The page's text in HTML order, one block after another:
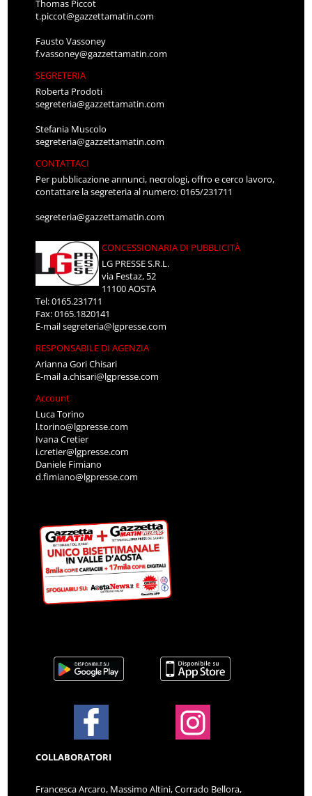
Thomas Piccot
t.piccot@gazzettamatin.com
Fausto Vassoney
f.vassoney@gazzettamatin.com
SEGRETERIA
Roberta Prodoti
segreteria@gazzettamatin.com
Stefania Muscolo
segreteria@gazzettamatin.com
CONTATTACI
Per pubblicazione annunci, necrologi, offro e cerco lavoro,
contattare la segreteria al numero: 0165/231711
segreteria@gazzettamatin.com
CONCESSIONARIA DI PUBBLICITÀ
LG PRESSE S.R.L.
via Festaz, 52
11100 AOSTA
Tel: 0165.231711
Fax: 0165.1820141
E-mailsegreteria@lgpresse.com
RESPONSABILE DI AGENZIA
Arianna Gori Chisari
E-maila.chisari@lgpresse.com
Account
Luca Torino
l.torino@lgpresse.com
Ivana Cretier
i.cretier@lgpresse.com
Daniele Fimiano
d.fimiano@lgpresse.com
COLLABORATORI
Francesca Arcaro, Massimo Altini, Corrado Bellora,